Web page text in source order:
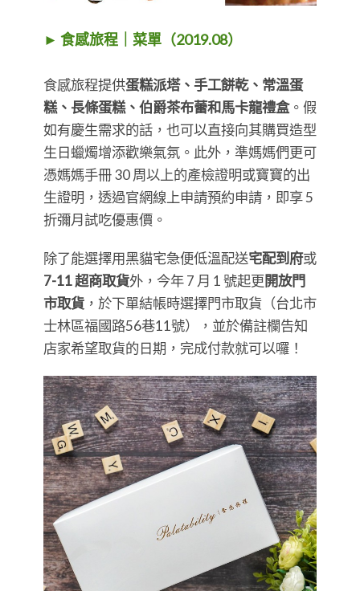
► 食感旅程｜菜單（2019.08）
食感旅程提供蛋糕派塔、手工餅乾、常溫蛋
糕、長條蛋糕、伯爵茶布蕾和馬卡龍禮盒。假
如有慶生需求的話，也可以直接向其購買造型
生日蠟燭增添歡樂氣氛。此外，準媽媽們更可
憑媽媽手冊 30 周以上的產檢證明或寶寶的出
生證明，透過官網線上申請預約申請，即享 5
折彌月試吃優惠價。
除了能選擇用黑貓宅急便低溫配送宅配到府或
7-11 超商取貨外，今年 7 月 1 號起更開放門
市取貨 ，於下單結帳時選擇門市取貨（台北市
士林區福國路56巷11號），並於備註欄告知
店家希望取貨的日期，完成付款就可以囉！